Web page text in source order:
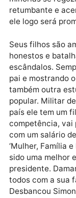
extremamente
Desde a posse,
em outra
os feitos do “
mandado por
Muitos
indígenas,
minorias se
retumbante e
ele logo será
Seus filhos são
honestos e
escândalos.
pai e